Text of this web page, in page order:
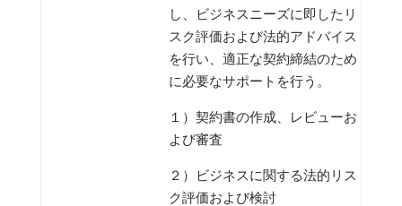
し、ビジネスニーズに即したリ
スク評価および法的アドバイス
を行い、適正な契約締結のため
に必要なサポートを行う。
１）契約書の作成、レビューお
よび審査
２）ビジネスに関する法的リス
ク評価および検討